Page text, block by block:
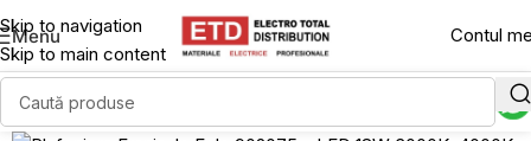
Skip to navigation
Skip to main content
Menu Contul